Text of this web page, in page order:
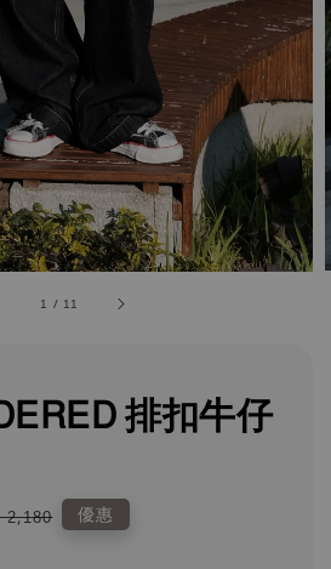
1 / 11
排扣牛仔
2,180 優惠